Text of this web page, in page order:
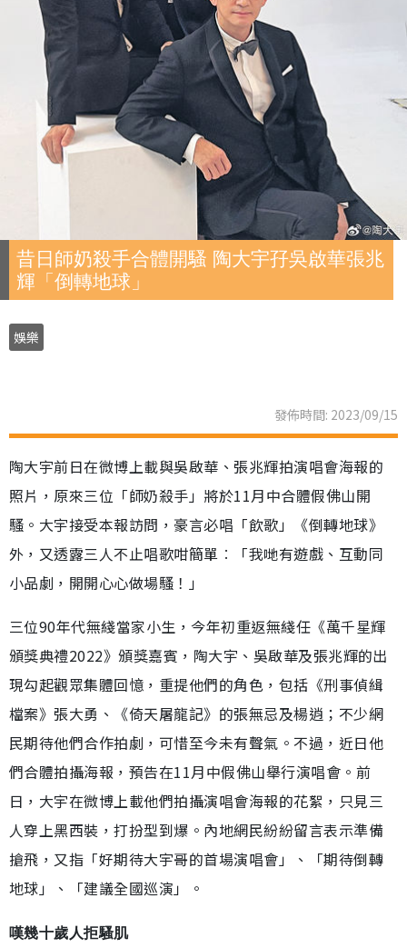
昔日師奶殺手合體開騷 陶大宇孖吳啟華張兆
輝「倒轉地球」
娛樂
發佈時間: 2023/09/15
陶大宇前日在微博上載與吳啟華、張兆輝拍演唱會海報的
照片，原來三位「師奶殺手」將於11月中合體假佛山開
騷。大宇接受本報訪問，豪言必唱「飲歌」《倒轉地球》
外，又透露三人不止唱歌咁簡單︰「我哋有遊戲、互動同
小品劇，開開心心做場騷！」
三位90年代無綫當家小生，今年初重返無綫任《萬千星輝
頒獎典禮2022》頒獎嘉賓，陶大宇、吳啟華及張兆輝的出
現勾起觀眾集體回憶，重提他們的角色，包括《刑事偵緝
檔案》張大勇、《倚天屠龍記》的張無忌及楊逍；不少網
民期待他們合作拍劇，可惜至今未有聲氣。不過，近日他
們合體拍攝海報，預告在11月中假佛山舉行演唱會。前
日，大宇在微博上載他們拍攝演唱會海報的花絮，只見三
人穿上黑西裝，打扮型到爆。內地網民紛紛留言表示準備
搶飛，又指「好期待大宇哥的首場演唱會」、「期待倒轉
地球」、「建議全國巡演」。
嘆幾十歲人拒騷肌